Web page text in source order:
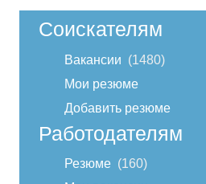
Соискателям
Вакансии
1480
Мои резюме
Добавить резюме
Работодателям
Резюме
160